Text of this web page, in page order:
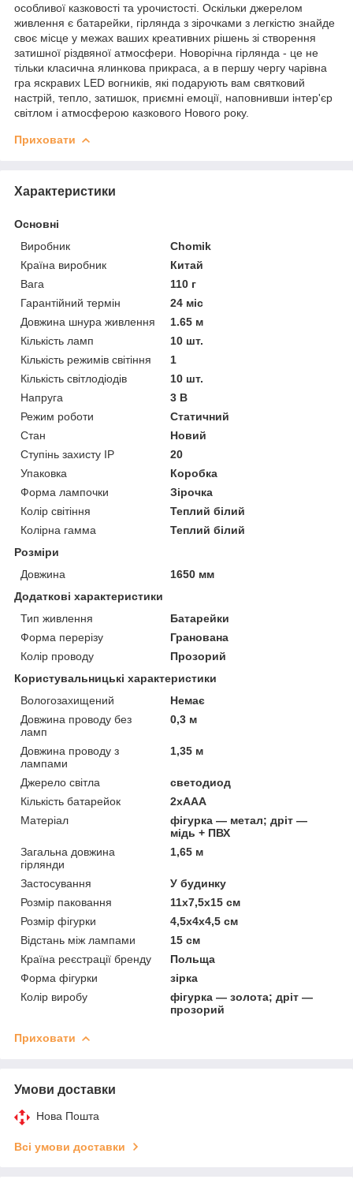
особливої казковості та урочистості. Оскільки джерелом
живлення є батарейки, гірлянда з зірочками з легкістю знайде
своє місце у межах ваших креативних рішень зі створення
затишної різдвяної атмосфери. Новорічна гірлянда - це не
тільки класична ялинкова прикраса, а в першу чергу чарівна
гра яскравих LED вогників, які подарують вам святковий
настрій, тепло, затишок, приємні емоції, наповнивши інтер'єр
світлом і атмосферою казкового Нового року.
Приховати
Характеристики
Основні
Виробник
Chomik
Країна виробник
Китай
Вага
110 г
Гарантійний термін
24 міс
Довжина шнура живлення
1.65 м
Кількість ламп
10 шт.
Кількість режимів світіння
1
Кількість світлодіодів
10 шт.
Напруга
3 В
Режим роботи
Статичний
Стан
Новий
Ступінь захисту IP
20
Упаковка
Коробка
Форма лампочки
Зірочка
Колір світіння
Теплий білий
Колірна гамма
Теплий білий
Розміри
Довжина
1650 мм
Додаткові характеристики
Тип живлення
Батарейки
Форма перерізу
Гранована
Колір проводу
Прозорий
Користувальницькі характеристики
Вологозахищений
Немає
Довжина проводу без
ламп
0,3 м
Довжина проводу з
лампами
1,35 м
Джерело світла
светодиод
Кількість батарейок
2хААА
Матеріал
фігурка — метал; дріт —
мідь + ПВХ
Загальна довжина
гірлянди
1,65 м
Застосування
У будинку
Розмір паковання
11х7,5х15 см
Розмір фігурки
4,5х4х4,5 см
Відстань між лампами
15 см
Країна реєстрації бренду
Польща
Форма фігурки
зірка
Колір виробу
фігурка — золота; дріт —
прозорий
Приховати
Умови доставки
Нова Пошта
Всі умови доставки